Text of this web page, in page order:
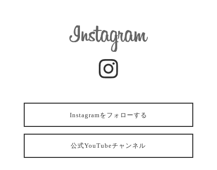
Instagramをフォローする
公式YouTubeチャンネル